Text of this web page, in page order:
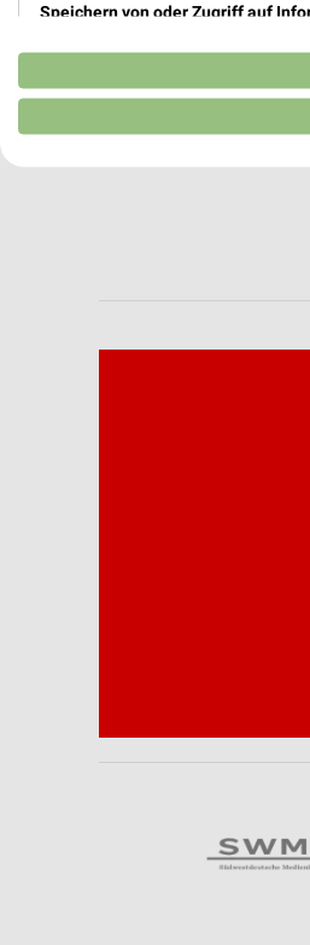
AWG Mode
Speichern von oder Zugriff auf
Verwendung reduzierter Daten zur
Erstellung von Profilen für
Analyse von Zielgruppen durch